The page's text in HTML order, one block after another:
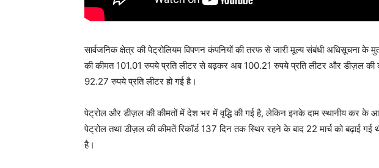
सार्वजनिक क्षेत्र की पेट्रोलियम विपणन कंपनियों की तरफ से जारी मूल्य संबंधी अधिसूचना के
की कीमत 101.01 रुपये प्रति लीटर से बढ़कर अब 100.21 रुपये प्रति लीटर और डीज़ल
92.27 रुपये प्रति लीटर हो गई है।
पेट्रोल और डीज़ल की कीमतों में देश भर में वृद्धि की गई है, लेकिन इनके दाम स्थानीय कर के
पेट्रोल तथा डीज़ल की कीमतें रिकॉर्ड 137 दिन तक स्थिर रहने के बाद 22 मार्च को बढ़ाई गई
है।